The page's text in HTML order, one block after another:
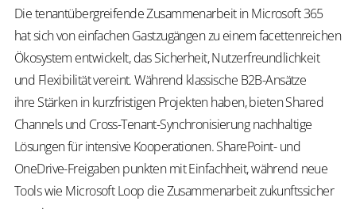
Die tenantübergreifende Zusammenarbeit in Microsoft 365
hat sich von einfachen Gastzugängen zu einem facettenreichen
Ökosystem entwickelt, das Sicherheit, Nutzerfreundlichkeit
und Flexibilität vereint. Während klassische B2B-Ansätze
ihre Stärken in kurzfristigen Projekten haben, bieten Shared
Channels und Cross-Tenant-Synchronisierung nachhaltige
Lösungen für intensive Kooperationen. SharePoint- und
OneDrive-Freigaben punkten mit Einfachheit, während neue
Tools wie Microsoft Loop die Zusammenarbeit zukunftssicher